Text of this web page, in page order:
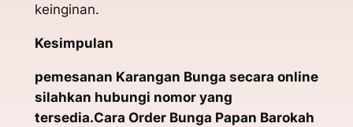
keinginan.
Kesimpulan
pemesanan Karangan Bunga secara online
silahkan hubungi nomor yang
tersedia.Cara Order Bunga Papan Barokah